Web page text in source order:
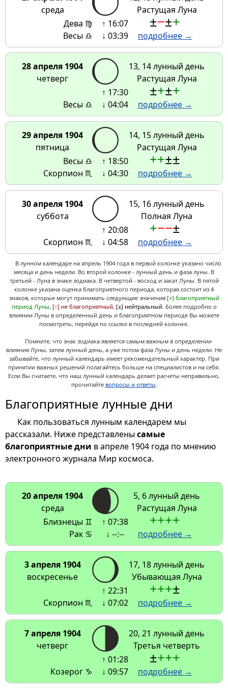
среда
Растущая Луна
Дева ♍
Весы ♎
↑ 16:07
↓ 03:39
±−±+
подробнее →
28 апреля 1904
четверг
13, 14 лунный день
Растущая Луна
Весы ♎
↑ 17:30
↓ 04:04
±+±+
подробнее →
29 апреля 1904
пятница
14, 15 лунный день
Растущая Луна
Весы ♎
Скорпион ♏
↑ 18:50
↓ 04:30
++±±
подробнее →
30 апреля 1904
суббота
15, 16 лунный день
Полная Луна
Скорпион ♏
↑ 20:08
↓ 04:58
+−−±
подробнее →
В лунном календаре на апрель 1904 года в первой колонке указано число
месяца и день недели. Во второй колонке - лунный день и фаза луны. В
третьей - Луна в знаке зодиака. В четвертой - восход и закат Луны. В пятой
колонке указана оценка благоприятного периода, которая состоит из 4
знаков, которые могут принимать следующие значения:[+] благоприятный
период Луны, [−] не благоприятный, [±] нейтральный. Более подробно о
влиянии Луны в определенный день и благоприятном периоде Вы можете
посмотреть, перейдя по ссылке в последней колонке.
Помните, что знак зодиака является самым важным в определении
влияния Луны, затем лунный день, а уже потом фаза Луны и день недели. Не
забывайте, что лунный календарь имеет рекомендательный характер. При
принятии важных решений полагайтесь больше на специалистов и на себя.
Если Вы считаете, что наш лунный календарь делает расчеты неправильно,
прочитайте вопросы и ответы
Благоприятные лунные дни
Как пользоваться лунным календарем мы
рассказали. Ниже представленысамые
благоприятные дни в апреле 1904 года по мнению
электронного журнала Мир космоса.
20 апреля 1904
среда
5, 6 лунный день
Растущая Луна
Близнецы ♊
Рак ♋
↑ 07:38
↓ --:--
++++
подробнее →
3 апреля 1904
воскресенье
17, 18 лунный день
Убывающая Луна
Скорпион ♏
↑ 22:31
↓ 07:02
+++±
подробнее →
7 апреля 1904
четверг
20, 21 лунный день
Третья четверть
Козерог ♑
↑ 01:28
↓ 09:57
±+++
подробнее →